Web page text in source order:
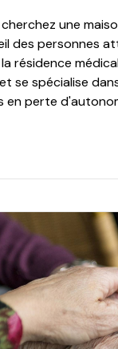
une
des personnes
la résidence
se spécialise
en perte